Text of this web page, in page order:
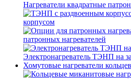
Нагреватели квадратные
корпусом
патронных нагревателей
Электронагреватель ТЭНП на
Хомутовые нагреватели